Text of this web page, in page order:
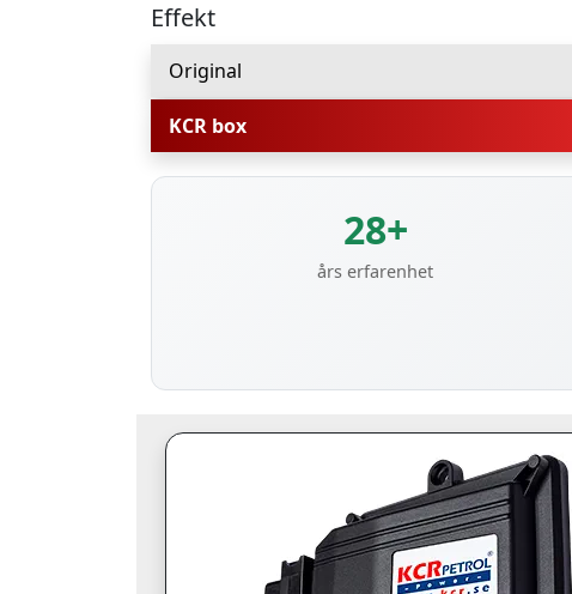
Effekt
Original
KCR box
28+
års erfarenhet